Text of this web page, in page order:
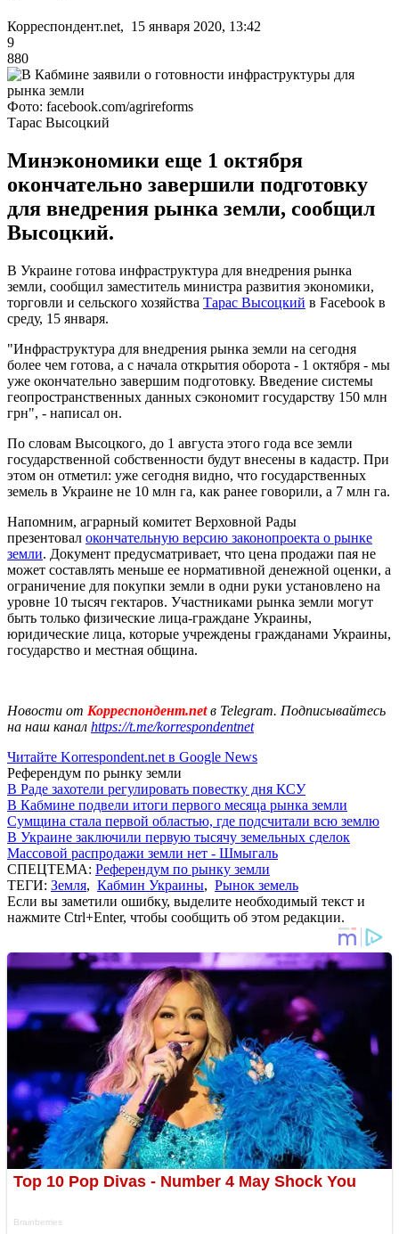
Корреспондент.net, 15 января 2020, 13:42
9
880
Фото: facebook.com/agrireforms
Тарас Высоцкий
Минэкономики еще 1 октября
окончательно завершили подготовку
для внедрения рынка земли, сообщил
Высоцкий.
В Украине готова инфраструктура для внедрения рынка
земли, сообщил заместитель министра развития экономики,
торговли и сельского хозяйства Тарас Высоцкий в Facebook в
среду, 15 января.
"Инфраструктура для внедрения рынка земли на сегодня
более чем готова, а с начала открытия оборота - 1 октября - мы
уже окончательно завершим подготовку. Введение системы
геопространственных данных сэкономит государству 150 млн
грн", - написал он.
По словам Высоцкого, до 1 августа этого года все земли
государственной собственности будут внесены в кадастр. При
этом он отметил: уже сегодня видно, что государственных
земель в Украине не 10 млн га, как ранее говорили, а 7 млн га.
Напомним, аграрный комитет Верховной Рады
презентовал окончательную версию законопроекта о рынке
земли. Документ предусматривает, что цена продажи пая не
может составлять меньше ее нормативной денежной оценки, а
ограничение для покупки земли в одни руки установлено ​​на
уровне 10 тысяч гектаров. Участниками рынка земли могут
быть только физические лица-граждане Украины,
юридические лица, которые учреждены гражданами Украины,
государство и местная община.
Новости от Корреспондент.netв Telegram. Подписывайтесь
на наш канал https://t.me/korrespondentnet
Читайте Korrespondent.net в Google News
Референдум по рынку земли
В Раде захотели регулировать повестку дня КСУ
В Кабмине подвели итоги первого месяца рынка земли
Сумщина стала первой областью, где подсчитали всю землю
В Украине заключили первую тысячу земельных сделок
Массовой распродажи земли нет - Шмыгаль
СПЕЦТЕМА: Референдум по рынку земли
ТЕГИ: Земля, Кабмин Украины, Рынок земель
Если вы заметили ошибку, выделите необходимый текст и
нажмите Ctrl+Enter, чтобы сообщить об этом редакции.